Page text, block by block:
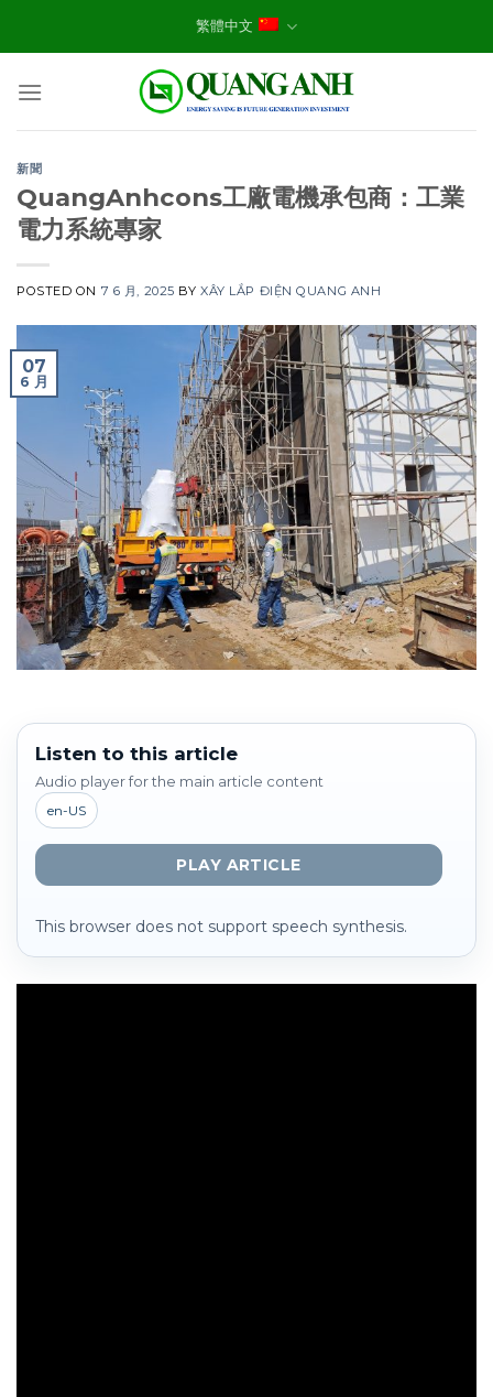
繁體中文
新聞
QuangAnhcons工廠電機承包商：工業
電力系統專家
POSTED ON 7 6 月, 2025 BYXÂY LẮP ĐIỆN QUANG ANH
07
6 月
Listen to this article
Audio player for the main article content
en-US
PLAY ARTICLE
This browser does not support speech synthesis.